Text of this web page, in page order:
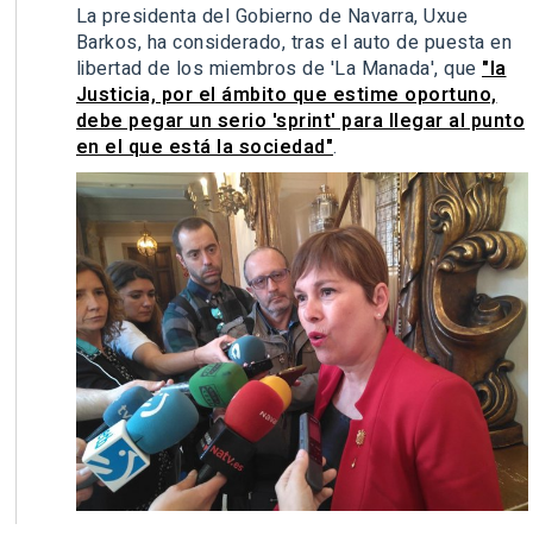
La presidenta del Gobierno de Navarra, Uxue
Barkos, ha considerado, tras el auto de puesta en
libertad de los miembros de 'La Manada', que "la
Justicia, por el ámbito que estime oportuno,
debe pegar un serio 'sprint' para llegar al punto
en el que está la sociedad".